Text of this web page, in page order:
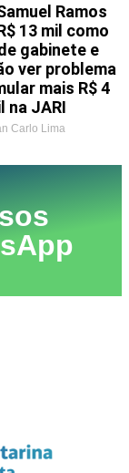
Ramos
13 mil como
gabinete e
ver problema
mais R$ 4
na JARI
Carlo Lima